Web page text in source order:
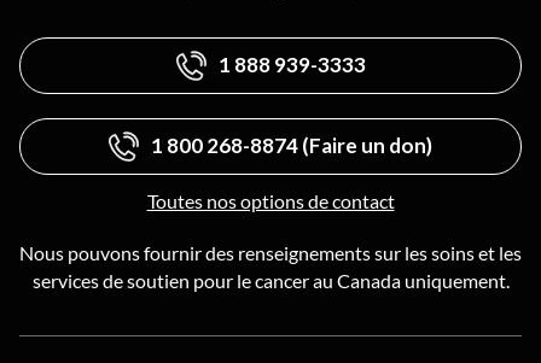
1 888 939-3333
1 800 268-8874 (Faire un don)
Toutes nos options de contact
Nous pouvons fournir des renseignements sur les soins et les
services de soutien pour le cancer au Canada uniquement.